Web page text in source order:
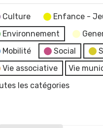
Culture
Enfance -
Environnement
Mobilité
Social
Vie associative
Vie
les catégories